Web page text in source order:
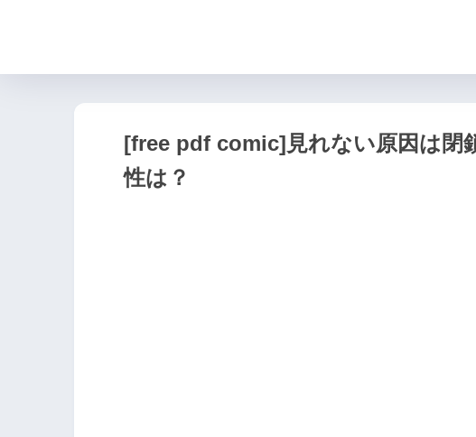
[free pdf comic]見れない原因は閉
性は？